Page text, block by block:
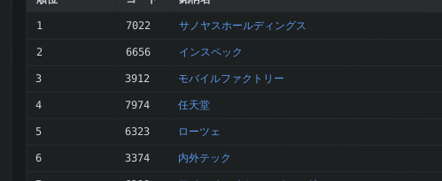
1 7022 サノヤスホールディングス
2 6656 インスペック
3 3912 モバイルファクトリー
4 7974 任天堂
5 6323 ローツェ
6 3374 内外テック